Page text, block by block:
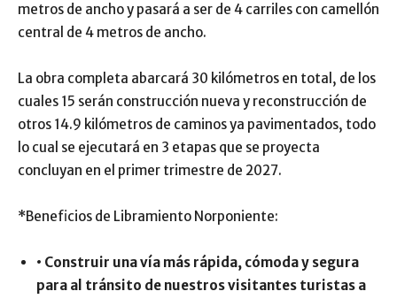
metros de ancho y pasará a ser de 4 carriles con camellón
central de 4 metros de ancho.
La obra completa abarcará 30 kilómetros en total, de los
cuales 15 serán construcción nueva y reconstrucción de
otros 14.9 kilómetros de caminos ya pavimentados, todo
lo cual se ejecutará en 3 etapas que se proyecta
concluyan en el primer trimestre de 2027.
*Beneficios de Libramiento Norponiente:
• Construir una vía más rápida, cómoda y segura
para al tránsito de nuestros visitantes turistas a